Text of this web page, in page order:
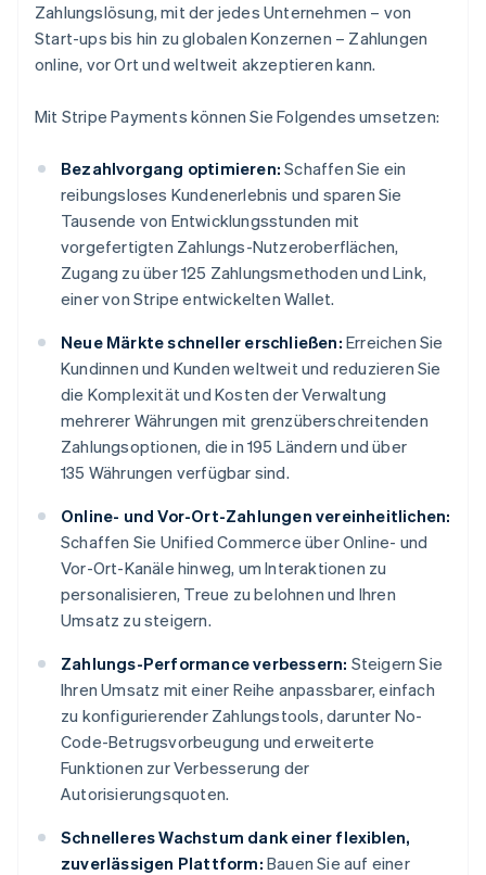
Zahlungslösung, mit der jedes Unternehmen – von
Start-ups bis hin zu globalen Konzernen – Zahlungen
online, vor Ort und weltweit akzeptieren kann.
Mit Stripe Payments können Sie Folgendes umsetzen:
Bezahlvorgang optimieren: Schaffen Sie ein
reibungsloses Kundenerlebnis und sparen Sie
Tausende von Entwicklungsstunden mit
vorgefertigten Zahlungs-Nutzeroberflächen,
Zugang zu über 125 Zahlungsmethoden und Link,
einer von Stripe entwickelten Wallet.
Neue Märkte schneller erschließen: Erreichen Sie
Kundinnen und Kunden weltweit und reduzieren Sie
die Komplexität und Kosten der Verwaltung
mehrerer Währungen mit grenzüberschreitenden
Zahlungsoptionen, die in 195 Ländern und über
135 Währungen verfügbar sind.
Online- und Vor-Ort-Zahlungen vereinheitlichen:
Schaffen Sie Unified Commerce über Online- und
Vor-Ort-Kanäle hinweg, um Interaktionen zu
personalisieren, Treue zu belohnen und Ihren
Umsatz zu steigern.
Zahlungs-Performance verbessern: Steigern Sie
Ihren Umsatz mit einer Reihe anpassbarer, einfach
zu konfigurierender Zahlungstools, darunter No-
Code-Betrugsvorbeugung und erweiterte
Funktionen zur Verbesserung der
Autorisierungsquoten.
Schnelleres Wachstum dank einer flexiblen,
zuverlässigen Plattform: Bauen Sie auf einer